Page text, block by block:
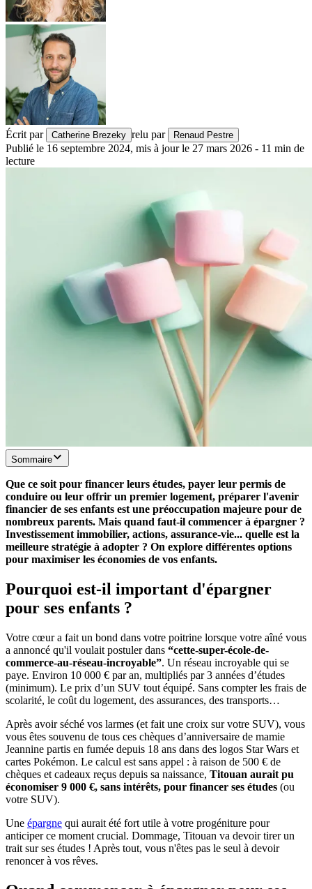
Écrit par Catherine Brezeky relu par Renaud Pestre
Publié le 16 septembre 2024, mis à jour le 27 mars 2026 - 11 min de
lecture
Sommaire
Que ce soit pour financer leurs études, payer leur permis de
conduire ou leur offrir un premier logement, préparer l'avenir
financier de ses enfants est une préoccupation majeure pour de
nombreux parents. Mais quand faut-il commencer à épargner ?
Investissement immobilier, actions, assurance-vie... quelle est la
meilleure stratégie à adopter ? On explore différentes options
pour maximiser les économies de vos enfants.
Pourquoi est-il important d'épargner
pour ses enfants ?
Votre cœur a fait un bond dans votre poitrine lorsque votre aîné vous
a annoncé qu'il voulait postuler dans “cette-super-école-de-
commerce-au-réseau-incroyable”. Un réseau incroyable qui se
paye. Environ 10 000 € par an, multipliés par 3 années d’études
(minimum). Le prix d’un SUV tout équipé. Sans compter les frais de
scolarité, le coût du logement, des assurances, des transports…
Après avoir séché vos larmes (et fait une croix sur votre SUV), vous
vous êtes souvenu de tous ces chèques d’anniversaire de mamie
Jeannine partis en fumée depuis 18 ans dans des logos Star Wars et
cartes Pokémon. Le calcul est sans appel : à raison de 500 € de
chèques et cadeaux reçus depuis sa naissance, Titouan aurait pu
économiser 9 000 €, sans intérêts, pour financer ses études (ou
votre SUV).
Une épargne qui aurait été fort utile à votre progéniture pour
anticiper ce moment crucial. Dommage, Titouan va devoir tirer un
trait sur ses études ! Après tout, vous n'êtes pas le seul à devoir
renoncer à vos rêves.